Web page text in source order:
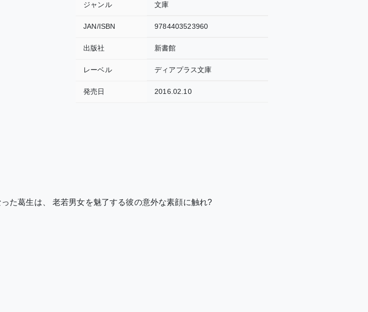
ジャンル 文庫
JAN/ISBN 9784403523960
出版社 新書館
レーベル ディアプラス文庫
発売日 2016.02.10
た葛生は、 老若男女を魅了する彼の意外な素顔に触れ?